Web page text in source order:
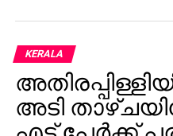
ചെയ്തു.
മകന്റെ വിവാഹം
അവര്‍ തട്ടിപ്പുകാരുടെ
വന്നു. ‘ജാമ്യം’ എന്ന
KERALA
അടി